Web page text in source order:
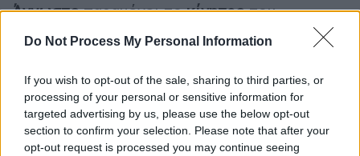
Do Not Process My Personal Information
If you wish to opt-out of the sale, sharing to third parties, or
processing of your personal or sensitive information for
targeted advertising by us, please use the below opt-out
section to confirm your selection. Please note that after your
opt-out request is processed you may continue seeing
Άγνωστοπαραμένει τοκίνητροτου
54χρονου
δολοφόνησε την 51χρονη
του στην
Σύμφωνα με αυτόπτες μάρτυρες προηγήθηκε
έντονος διάλογοςμεταξύ τους. Ο 54χρονος
φέρεται να τηςάρπαξε το κινητό,με την
51χρονη να του ζητά επίμονανα της το